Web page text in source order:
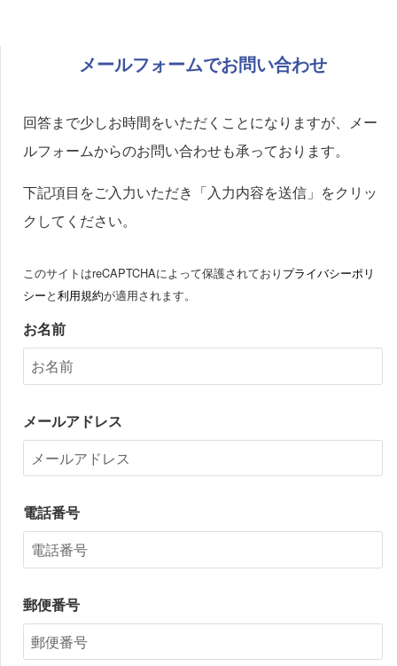
メールフォームでお問い合わせ
回答まで少しお時間をいただくことになりますが、メー
ルフォームからのお問い合わせも承っております。
下記項目をご入力いただき「入力内容を送信」をクリッ
クしてください。
このサイトはreCAPTCHAによって保護されており プライバシーポリ
シーと利用規約が適用されます。
お名前
メールアドレス
電話番号
郵便番号